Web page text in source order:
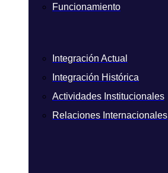
Funcionamiento
Integración Actual
Integración Histórica
Actividades Institucionales
Relaciones Internacionales